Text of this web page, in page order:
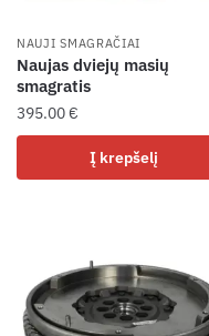
NAUJI SMAGRAČIAI
Naujas dviejų masių
smagratis
395.00€
Į krepšelį